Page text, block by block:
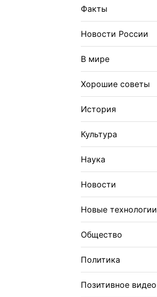
Факты
Новости России
В мире
Хорошие советы
История
Культура
Наука
Новости
Новые технологии
Общество
Политика
Позитивное видео